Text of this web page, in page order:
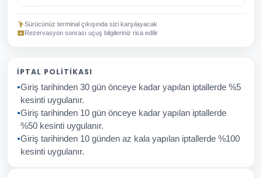
Sürücünüz terminal çıkışında sizi karşılayacak
Rezervasyon sonrası uçuş bilgileriniz rica edilir
İPTAL POLITIKASI
Giriş tarihinden 30 gün önceye kadar yapılan iptallerde %5
kesinti uygulanır.
Giriş tarihinden 10 gün önceye kadar yapılan iptallerde
%50 kesinti uygulanır.
Giriş tarihinden 10 günden az kala yapılan iptallerde %100
kesinti uygulanır.